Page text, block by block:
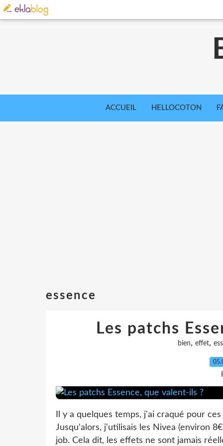
ACCUEIL HELLOCOTON
essence
Les patchs
bien, effet,
Il y a quelques temps, j'ai craqué pour
Jusqu'alors, j'utilisais les Nivea (environ
job. Cela dit, les effets ne sont jamais